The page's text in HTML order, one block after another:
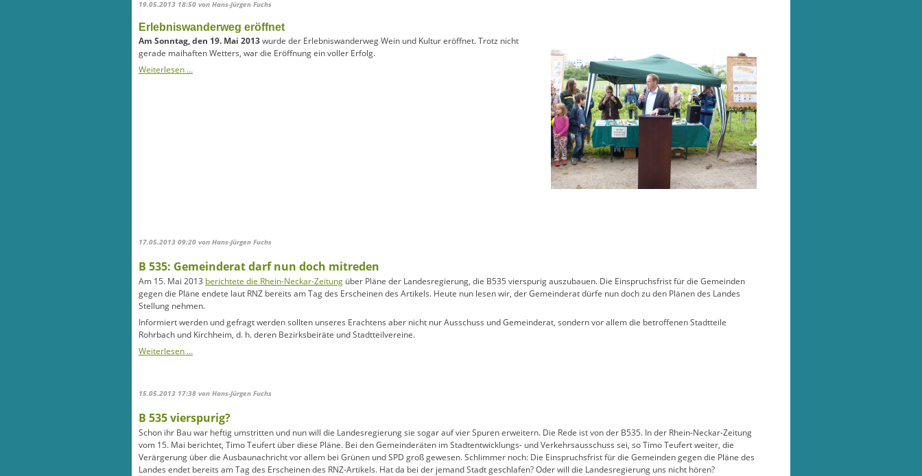
19.05.2013 18:50 von Hans-Jürgen Fuchs
Erlebniswanderweg eröffnet
Am Sonntag, den 19. Mai 2013wurde der Erlebniswanderweg Wein und Kultur eröffnet. Trotz nicht
gerade maihaften Wetters, war die Eröffnung ein voller Erfolg.
Weiterlesen …
17.05.2013 09:20 von Hans-Jürgen Fuchs
B 535: Gemeinderat darf nun doch mitreden
Am 15. Mai 2013 berichtete die Rhein-Neckar-Zeitung über Pläne der Landesregierung, die B535 vierspurig auszubauen. Die Einspruchsfrist für die Gemeinden
gegen die Pläne endete laut RNZ bereits am Tag des Erscheinen des Artikels. Heute nun lesen wir, der Gemeinderat dürfe nun doch zu den Plänen des Landes
Stellung nehmen.
Informiert werden und gefragt werden sollten unseres Erachtens aber nicht nur Ausschuss und Gemeinderat, sondern vor allem die betroffenen Stadtteile
Rohrbach und Kirchheim, d. h. deren Bezirksbeiräte und Stadtteilvereine.
Weiterlesen …B
nun
mitreden
15.05.2013 17:38 von Hans-Jürgen Fuchs
B 535 vierspurig?
Schon ihr Bau war heftig umstritten und nun will die Landesregierung sie sogar auf vier Spuren erweitern. Die Rede ist von der B535. In der Rhein-Neckar-Zeitung
vom 15. Mai berichtet, Timo Teufert über diese Pläne. Bei den Gemeinderäten im Stadtentwicklungs- und Verkehrsausschuss sei, so Timo Teufert weiter, die
Verärgerung über die Ausbaunachricht vor allem bei Grünen und SPD groß gewesen. Schlimmer noch: Die Einspruchsfrist für die Gemeinden gegen die Pläne des
Landes endet bereits am Tag des Erscheinen des RNZ-Artikels. Hat da bei der jemand Stadt geschlafen? Oder will die Landesregierung uns nicht hören?